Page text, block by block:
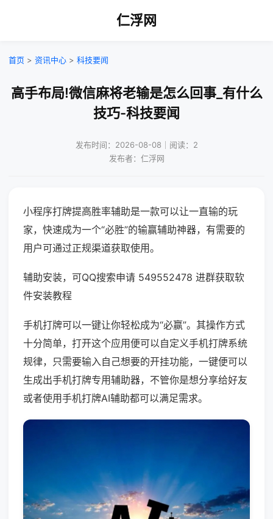
仁浮网
首页 > 资讯中心 > 科技要闻
高手布局!微信麻将老输是怎么回事_有什么
技巧-科技要闻
发布时间：2026-08-08｜阅读：2
发布者：仁浮网
小程序打牌提高胜率辅助是一款可以让一直输的玩
家，快速成为一个“必胜”的输赢辅助神器，有需要的
用户可通过正规渠道获取使用。
辅助安装，可QQ搜索申请 549552478 进群获取软
件安装教程
手机打牌可以一键让你轻松成为“必赢”。其操作方式
十分简单，打开这个应用便可以自定义手机打牌系统
规律，只需要输入自己想要的开挂功能，一键便可以
生成出手机打牌专用辅助器，不管你是想分享给好友
或者使用手机打牌AI辅助都可以满足需求。